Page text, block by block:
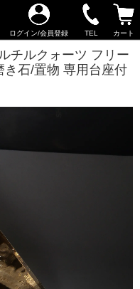
ログイン/会員登録 TEL カート
チルクォーツ フリー
き石/置物 専用台座付